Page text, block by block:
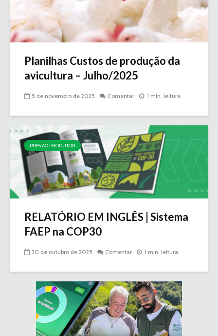
Planilhas Custos de produção da
avicultura – Julho/2025
5 de novembro de 2025 Comentar 1 min. leitura
PDFS AO PRODUTOR
RELATÓRIO EM INGLÊS | Sistema
FAEP na COP30
30 de outubro de 2025 Comentar 1 min. leitura